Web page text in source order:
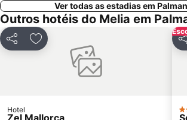
Ver todas as estadias em
Outros hotéis do Melia em
PartilharAdicionar aos favoritos
Hotel
Zel Mallorca 4